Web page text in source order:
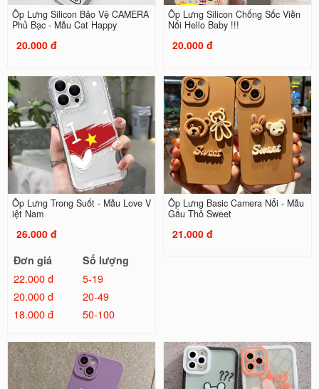
Ốp Lưng Silicon Bảo Vệ CAMERA
Phủ Bạc - Mẫu Cat Happy
20.000 đ
Ốp Lưng Silicon Chống Sốc Viền
Nổi Hello Baby !!!
20.000 đ
Ốp Lưng Trong Suốt - Mẫu Love V
iệt Nam
26.000 đ
Đơn giá
Số lượng
22.000 đ
5-19
20.000 đ
20-49
18.000 đ
50-100
Ốp Lưng Basic Camera Nổi - Mẫu
Gấu Thỏ Sweet
21.000 đ